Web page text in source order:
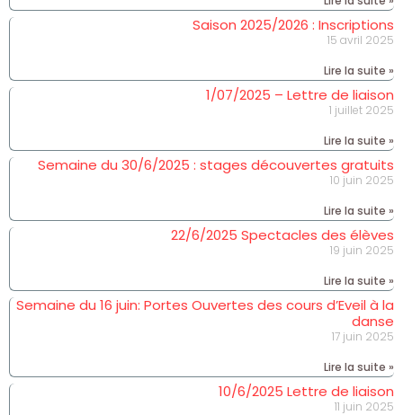
Saison 2025/2026 : Inscriptions
15 avril 2025
Lire la suite »
1/07/2025 – Lettre de liaison
1 juillet 2025
Lire la suite »
Semaine du 30/6/2025 : stages découvertes gratuits
10 juin 2025
Lire la suite »
22/6/2025 Spectacles des élèves
19 juin 2025
Lire la suite »
Semaine du 16 juin: Portes Ouvertes des cours d’Eveil à la
danse
17 juin 2025
Lire la suite »
10/6/2025 Lettre de liaison
11 juin 2025